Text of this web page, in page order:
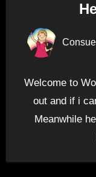
Welcome to
out and if i
Meanwhile